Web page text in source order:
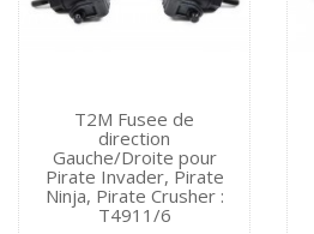
T2M Fusee de
direction
Gauche/Droite pour
Pirate Invader, Pirate
Ninja, Pirate Crusher :
T4911/6